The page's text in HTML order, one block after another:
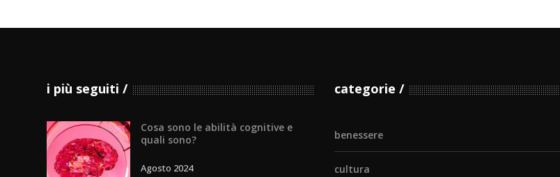
i più seguiti
Cosa sono le abilità cognitive e
quali sono?
Agosto 2024
categorie
benessere
cultura